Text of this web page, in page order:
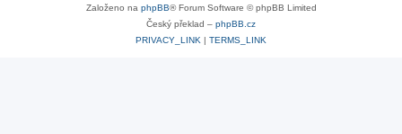
Založeno na phpBB® Forum Software © phpBB Limited
Český překlad – phpBB.cz
PRIVACY_LINK | TERMS_LINK